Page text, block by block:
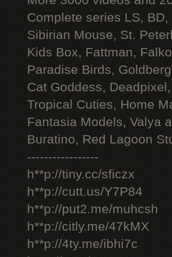
Complete series LS,
Sibirian Mouse, St.
Kids Box, Fattman,
Paradise Birds,
Cat Goddess,
Tropical Cuties, Home
Fantasia Models, Valya
Buratino, Red Lagoon
-----------------
h**p://tiny.cc/sficzx
h**p://cutt.us/Y7P84
h**p://put2.me/muhcsh
h**p://citly.me/47kMX
h**p://4ty.me/ibhi7c